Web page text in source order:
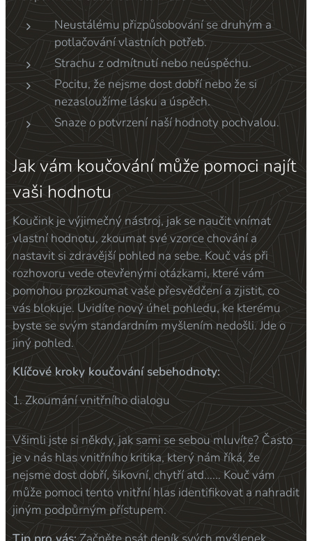
Neustálému přizpůsobování se druhým a
potlačování vlastních potřeb.
Strachu z odmítnutí nebo neúspěchu.
Pocitu, že nejsme dost dobří nebo že si
nezasloužíme lásku a úspěch.
Snaze o potvrzení naší hodnoty pochvalou.
Jak vám koučování může pomoci najít
vaši hodnotu
Koučink je výjimečný nástroj, jak se naučit vnímat
vlastní hodnotu, zkoumat své vzorce chování a
nastavit si zdravější pohled na sebe. Kouč vás při
rozhovoru vede otevřenými otázkami, které vám
pomohou prozkoumat vaše přesvědčení a zjistit, co
vás blokuje. Uvidíte nový úhel pohledu, ke kterému
byste se svým standardním myšlením nedošli. Jde o
jiný pohled.
Klíčové kroky koučování sebehodnoty:
1. Zkoumání vnitřního dialogu
Všimli jste si někdy, jak sami se sebou mluvíte? Často
je v nás hlas vnitřního kritika, který nám říká, že
nejsme dost dobří, šikovní, chytří atd...... Kouč vám
může pomoci tento vnitřní hlas identifikovat a nahradit
jiným podpůrným přístupem.